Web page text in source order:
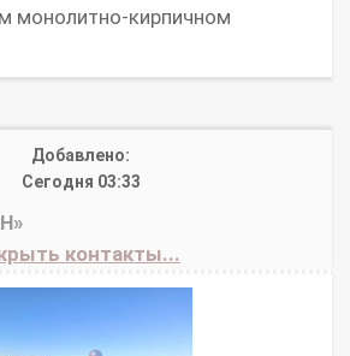
монолитно-кирпичном
Добавлено:
Сегодня 03:33
контакты...